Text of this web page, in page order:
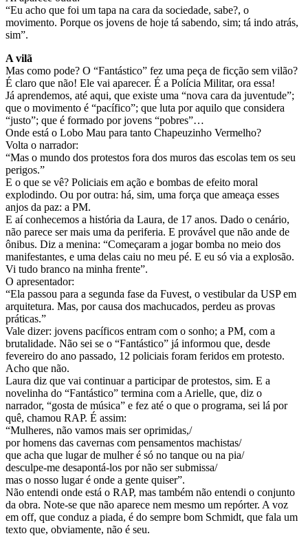
“Eu acho que foi um tapa na cara da sociedade, sabe?, o
movimento. Porque os jovens de hoje tá sabendo, sim; tá indo atrás,
sim”.
A vilã
Mas como pode? O “Fantástico” fez uma peça de ficção sem vilão?
É claro que não! Ele vai aparecer. É a Polícia Militar, ora essa!
Já aprendemos, até aqui, que existe uma “nova cara da juventude”;
que o movimento é “pacífico”; que luta por aquilo que considera
“justo”; que é formado por jovens “pobres”…
Onde está o Lobo Mau para tanto Chapeuzinho Vermelho?
Volta o narrador:
“Mas o mundo dos protestos fora dos muros das escolas tem os seu
perigos.”
E o que se vê? Policiais em ação e bombas de efeito moral
explodindo. Ou por outra: há, sim, uma força que ameaça esses
anjos da paz: a PM.
E aí conhecemos a história da Laura, de 17 anos. Dado o cenário,
não parece ser mais uma da periferia. E provável que não ande de
ônibus. Diz a menina: “Começaram a jogar bomba no meio dos
manifestantes, e uma delas caiu no meu pé. E eu só via a explosão.
Vi tudo branco na minha frente”.
O apresentador:
“Ela passou para a segunda fase da Fuvest, o vestibular da USP em
arquitetura. Mas, por causa dos machucados, perdeu as provas
práticas.”
Vale dizer: jovens pacíficos entram com o sonho; a PM, com a
brutalidade. Não sei se o “Fantástico” já informou que, desde
fevereiro do ano passado, 12 policiais foram feridos em protesto.
Acho que não.
Laura diz que vai continuar a participar de protestos, sim. E a
novelinha do “Fantástico” termina com a Arielle, que, diz o
narrador, “gosta de música” e fez até o que o programa, sei lá por
quê, chamou RAP. É assim:
“Mulheres, não vamos mais ser oprimidas,/
por homens das cavernas com pensamentos machistas/
que acha que lugar de mulher é só no tanque ou na pia/
desculpe-me desapontá-los por não ser submissa/
mas o nosso lugar é onde a gente quiser”.
Não entendi onde está o RAP, mas também não entendi o conjunto
da obra. Note-se que não aparece nem mesmo um repórter. A voz
em off, que conduz a piada, é do sempre bom Schmidt, que fala um
texto que, obviamente, não é seu.